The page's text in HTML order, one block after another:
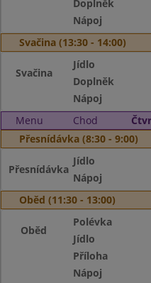
Doplněk
Nápoj
Svačina (13:30 - 14:00)
Svačina
Jídlo
Doplněk
Nápoj
Menu
Chod
Přesnídávka (8:30 - 9:00)
Přesnídávka
Jídlo
Nápoj
Oběd (11:30 - 13:00)
Oběd
Polévka
Jídlo
Příloha
Nápoj